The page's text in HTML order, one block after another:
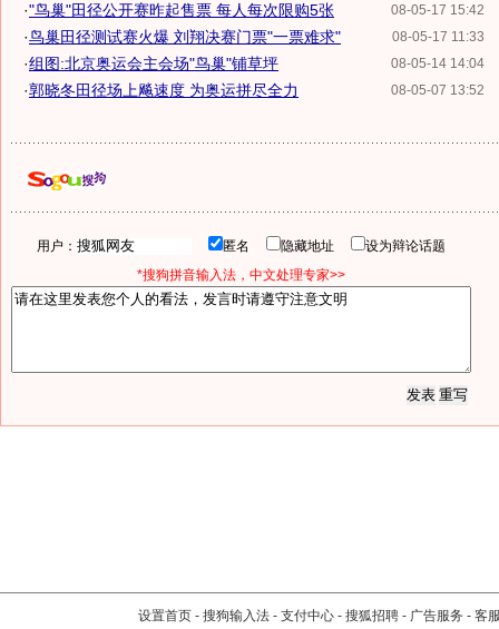
08-05-17 15:42
·"鸟巢"田径公开赛昨起售票 每人每次限购5张
08-05-17 11:33
·鸟巢田径测试赛火爆 刘翔决赛门票"一票难求"
08-05-14 14:04
·组图:北京奥运会主会场"鸟巢"铺草坪
08-05-07 13:52
·郭晓冬田径场上飚速度 为奥运拼尽全力
用户： 匿名 隐藏地址
设为辩论话题
*搜狗拼音输入法，中文处理专家>>
设置首页 - 搜狗输入法 - 支付中心 - 搜狐招聘 - 广告服务 - 客